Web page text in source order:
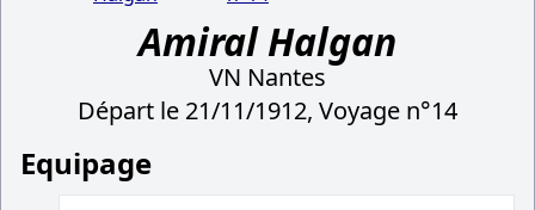
Amiral Halgan
VN Nantes
Départ le 21/11/1912, Voyage n°14
Equipage